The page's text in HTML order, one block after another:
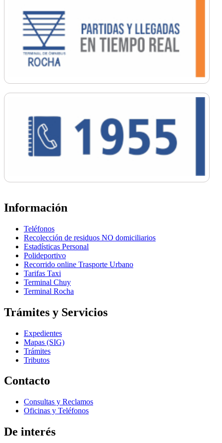
Información
Teléfonos
Recolección de residuos NO domiciliarios
Estadísticas Personal
Polideportivo
Recorrido online Trasporte Urbano
Tarifas Taxi
Terminal Chuy
Terminal Rocha
Trámites y Servicios
Expedientes
Mapas (SIG)
Trámites
Tributos
Contacto
Consultas y Reclamos
Oficinas y Teléfonos
De interés